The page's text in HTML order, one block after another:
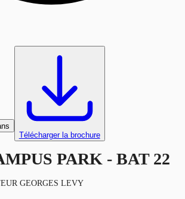
Télécharger la brochure
PARK - BAT 22
GEORGES LEVY